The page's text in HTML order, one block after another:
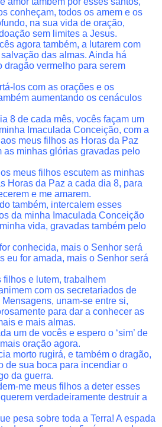
conheçam, todos os amem e os
na sua vida de oração,
sem limites a Jesus.
agora também, a lutarem com
das almas. Ainda há
dragão vermelho para serem
los com as orações e os
aumentando os cenáculos
8 de cada mês, vocês façam um
Imaculada Conceição, com a
meus filhos as Horas da Paz
as minhas glórias gravadas pelo
meus filhos escutem as minhas
Horas da Paz a cada dia 8, para
e me amarem.
também, intercalem esses
da minha Imaculada Conceição
vida, gravadas também pelo
conhecida, mais o Senhor será
eu for amada, mais o Senhor será
filhos e lutem, trabalhem
com os secretariados de
unam-se entre si,
para dar a conhecer as
e mais almas.
um de vocês e espero o ‘sim’ de
oração agora.
morto rugirá, e também o dragão,
de sua boca para incendiar o
da guerra.
me meus filhos a deter esses
verdadeiramente destruir a
pesa sobre toda a Terra! A espada